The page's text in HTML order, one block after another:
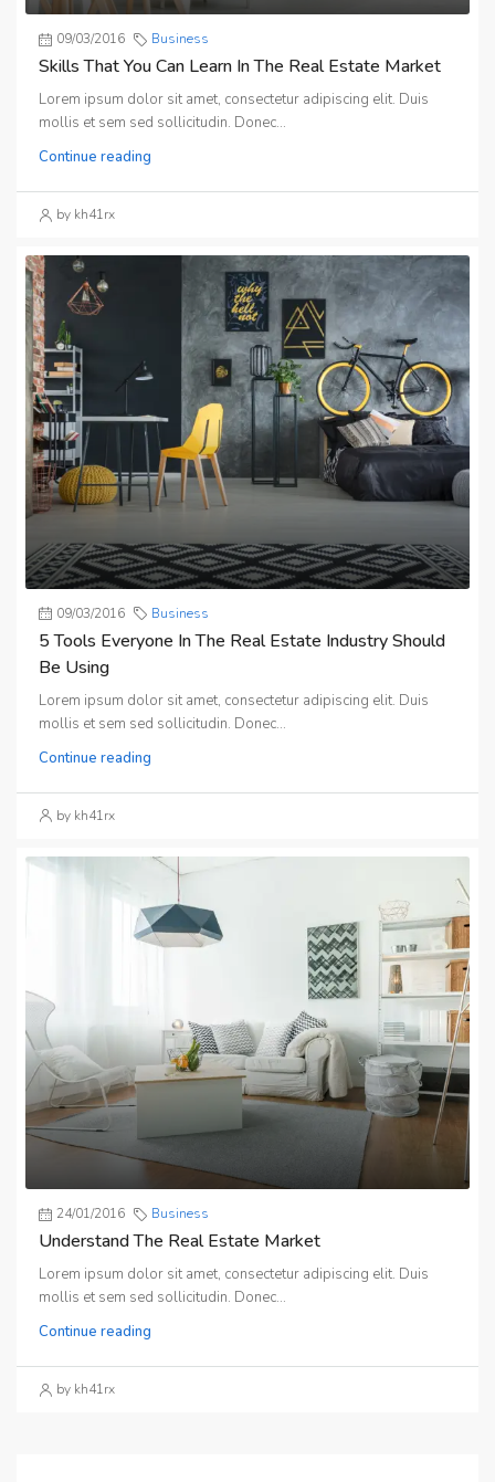
09/03/2016 Business
Skills That You Can Learn In The Real Estate Market
Lorem ipsum dolor sit amet, consectetur adipiscing elit. Duis
mollis et sem sed sollicitudin. Donec...
Continue reading
by kh41rx
09/03/2016 Business
5 Tools Everyone In The Real Estate Industry Should
Be Using
Lorem ipsum dolor sit amet, consectetur adipiscing elit. Duis
mollis et sem sed sollicitudin. Donec...
Continue reading
by kh41rx
24/01/2016 Business
Understand The Real Estate Market
Lorem ipsum dolor sit amet, consectetur adipiscing elit. Duis
mollis et sem sed sollicitudin. Donec...
Continue reading
by kh41rx